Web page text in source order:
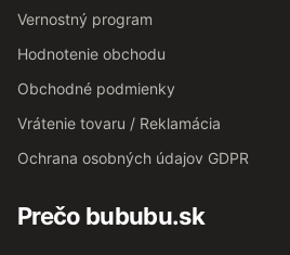
Vernostný program
Hodnotenie obchodu
Obchodné podmienky
Vrátenie tovaru / Reklamácia
Ochrana osobných údajov GDPR
Prečo bububu.sk